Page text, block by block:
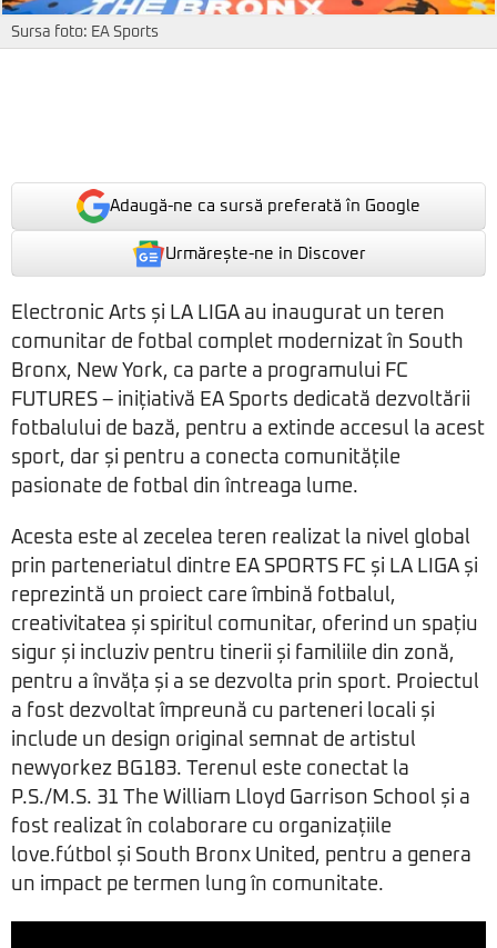
Sursa foto: EA Sports
Adaugă-ne ca sursă preferată în Google
Urmărește-ne in Discover
Electronic Arts și LA LIGA au inaugurat un teren
comunitar de fotbal complet modernizat în South
Bronx, New York, ca parte a programului FC
FUTURES – inițiativă EA Sports dedicată dezvoltării
fotbalului de bază, pentru a extinde accesul la acest
sport, dar și pentru a conecta comunitățile
pasionate de fotbal din întreaga lume.
Acesta este al zecelea teren realizat la nivel global
prin parteneriatul dintre EA SPORTS FC și LA LIGA și
reprezintă un proiect care îmbină fotbalul,
creativitatea și spiritul comunitar, oferind un spațiu
sigur și incluziv pentru tinerii și familiile din zonă,
pentru a învăța și a se dezvolta prin sport. Proiectul
a fost dezvoltat împreună cu parteneri locali și
include un design original semnat de artistul
newyorkez BG183. Terenul este conectat la
P.S./M.S. 31 The William Lloyd Garrison School și a
fost realizat în colaborare cu organizațiile
love.fútbol și South Bronx United, pentru a genera
un impact pe termen lung în comunitate.